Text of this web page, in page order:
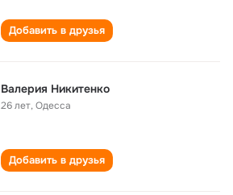
Добавить в друзья
Валерия Никитенко
26 лет,Oдесса
Добавить в друзья